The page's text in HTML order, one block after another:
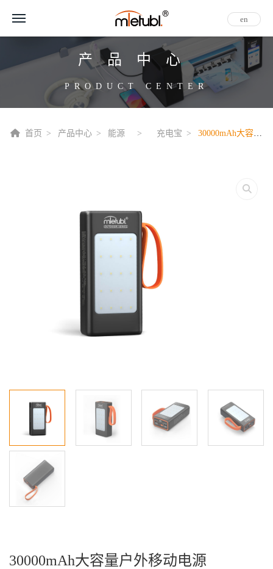
en
产品中心
PRODUCT CENTER
首页 产品中心 能源 充电宝 30000mAh大容量户外移动电源
30000mAh大容量户外移动电源